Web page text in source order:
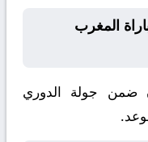
المغرب
ضمن جولة الدوري